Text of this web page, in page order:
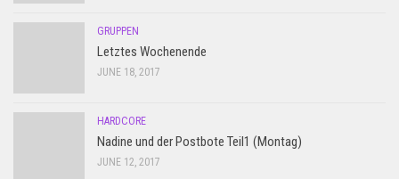
GRUPPEN
Letztes Wochenende
JUNE 18, 2017
HARDCORE
Nadine und der Postbote Teil1 (Montag)
JUNE 12, 2017